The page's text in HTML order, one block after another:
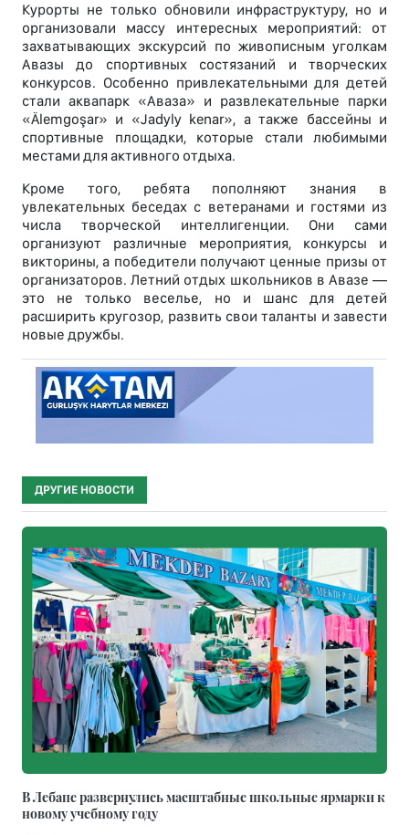
Курорты не только обновили инфраструктуру, но и
организовали массу интересных мероприятий: от
захватывающих экскурсий по живописным уголкам
Авазы до спортивных состязаний и творческих
конкурсов. Особенно привлекательными для детей
стали аквапарк «Аваза» и развлекательные парки
«Älemgoşar» и «Jadyly kenar», а также бассейны и
спортивные площадки, которые стали любимыми
местами для активного отдыха.
Кроме того, ребята пополняют знания в
увлекательных беседах с ветеранами и гостями из
числа творческой интеллигенции. Они сами
организуют различные мероприятия, конкурсы и
викторины, а победители получают ценные призы от
организаторов. Летний отдых школьников в Авазе —
это не только веселье, но и шанс для детей
расширить кругозор, развить свои таланты и завести
новые дружбы.
ДРУГИЕ НОВОСТИ
В Лебапе развернулись масштабные школьные ярмарки к
новому учебному году